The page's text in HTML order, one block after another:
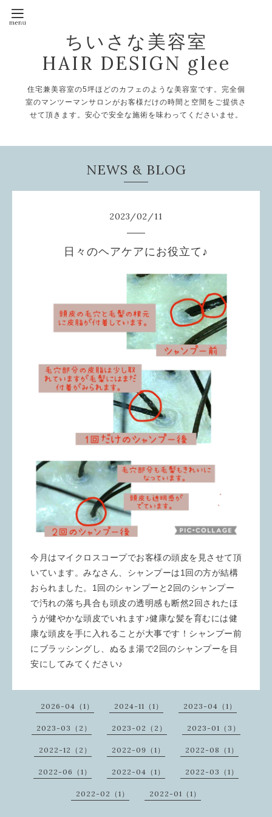
ちいさな美容室
HAIR DESIGN glee
住宅兼美容室の5坪ほどのカフェのような美容室です。完全個
室のマンツーマンサロンがお客様だけの時間と空間をご提供さ
せて頂きます。安心で安全な施術を味わってくださいませ。
NEWS & BLOG
2023/02/11
日々のヘアケアにお役立て♪
今月はマイクロスコープでお客様の頭皮を見させて頂
いています。みなさん、シャンプーは1回の方が結構
おられました。1回のシャンプーと2回のシャンプー
で汚れの落ち具合も頭皮の透明感も断然2回されたほ
うが健やかな頭皮でいれます♪健康な髪を育むには健
康な頭皮を手に入れることが大事です！シャンプー前
にブラッシングし、ぬるま湯で2回のシャンプーを目
安にしてみてください♪
2026-04（1） 2024-11（1） 2023-04（1）
2023-03（2） 2023-02（2） 2023-01（3）
2022-12（2） 2022-09（1） 2022-08（1）
2022-06（1） 2022-04（1） 2022-03（1）
2022-02（1） 2022-01（1）